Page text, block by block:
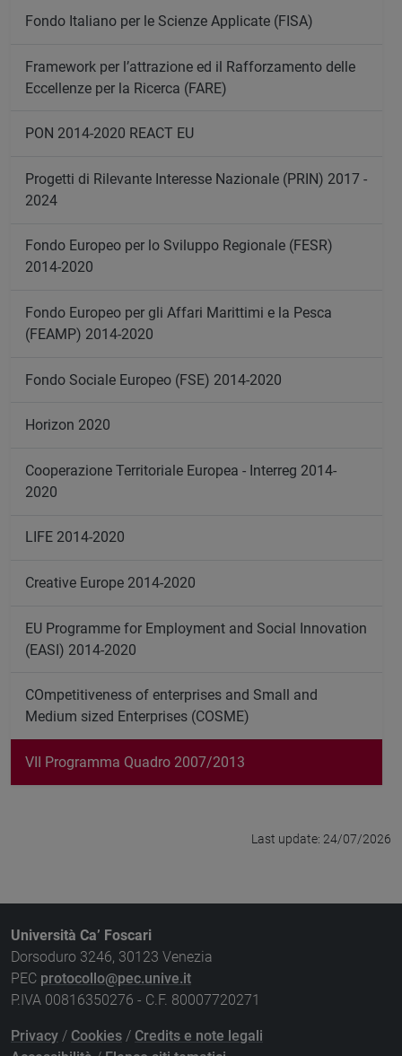
Fondo Italiano per le Scienze Applicate (FISA)
Framework per l’attrazione ed il Rafforzamento delle
Eccellenze per la Ricerca (FARE)
PON 2014-2020 REACT EU
Progetti di Rilevante Interesse Nazionale (PRIN) 2017 -
2024
Fondo Europeo per lo Sviluppo Regionale (FESR)
2014-2020
Fondo Europeo per gli Affari Marittimi e la Pesca
(FEAMP) 2014-2020
Fondo Sociale Europeo (FSE) 2014-2020
Horizon 2020
Cooperazione Territoriale Europea - Interreg 2014-
2020
LIFE 2014-2020
Creative Europe 2014-2020
EU Programme for Employment and Social Innovation
(EASI) 2014-2020
COmpetitiveness of enterprises and Small and
Medium sized Enterprises (COSME)
VII Programma Quadro 2007/2013
Last update: 24/07/2026
Università Ca’ Foscari
Dorsoduro 3246, 30123 Venezia
PEC protocollo@pec.unive.it
P.IVA 00816350276 - C.F. 80007720271
Privacy / Cookies / Credits e note legali